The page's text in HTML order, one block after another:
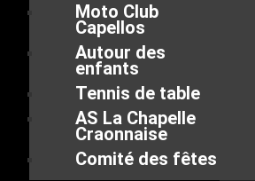
Moto Club
Capellos
Autour des
enfants
Tennis de table
AS La Chapelle
Craonnaise
Comité des fêtes